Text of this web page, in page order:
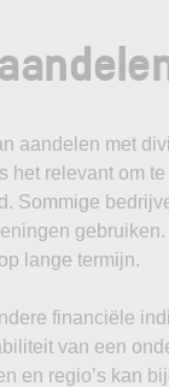
aandelen met
het relevant om
Sommige
lange termijn.
financiële
van een
en regio’s kan